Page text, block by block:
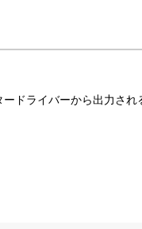
ドライバーから出力され